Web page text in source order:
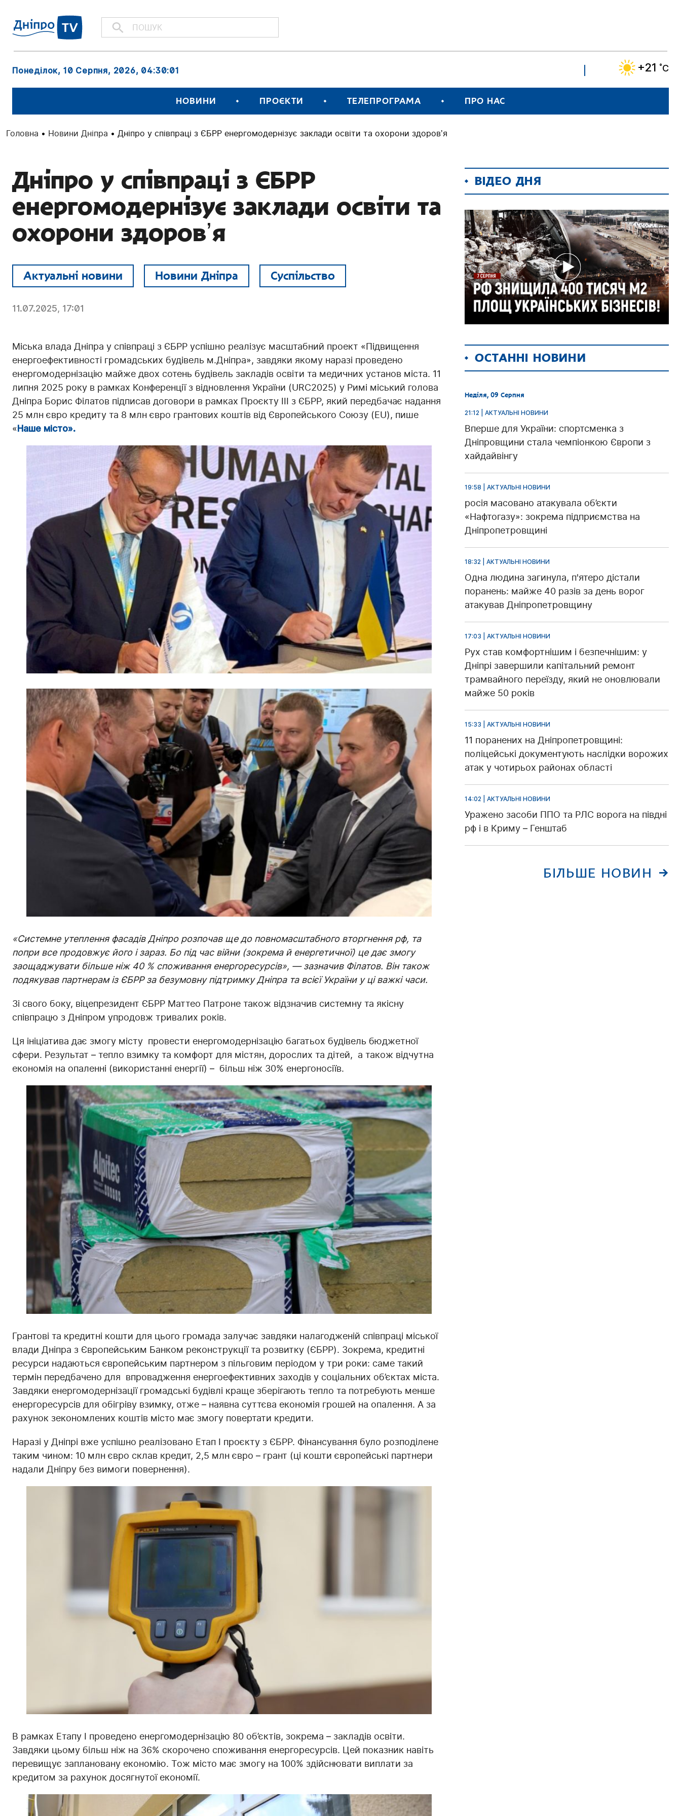
Понеділок, 10 Серпня, 2026, 04:30:03 +21 ˚C
НОВИНИ ПРОЄКТИ ТЕЛЕПРОГРАМА ПРО НАС
Головна • Новини Дніпра • Дніпро у співпраці з ЄБРР енергомодернізує заклади освіти та охорони здоровʼя
Дніпро у співпраці з ЄБРР
енергомодернізує заклади освіти та
охорони здоровʼя
Актуальні новини Новини Дніпра Суспільство
11.07.2025, 17:01
Міська влада Дніпра у співпраці з ЄБРР успішно реалізує масштабний проект «Підвищення
енергоефективності громадських будівель м.Дніпра», завдяки якому наразі проведено
енергомодернізацію майже двох сотень будівель закладів освіти та медичних установ міста. 11
липня 2025 року в рамках Конференції з відновлення України (URC2025) у Римі міський голова
Дніпра Борис Філатов підписав договори в рамках Проєкту ІІІ з ЄБРР, який передбачає надання
25 млн євро кредиту та 8 млн євро грантових коштів від Європейського Союзу (EU), пише
«Наше місто».
«Системне утеплення фасадів Дніпро розпочав ще до повномасштабного вторгнення рф, та
попри все продовжує його і зараз. Бо під час війни (зокрема й енергетичної) це дає змогу
заощаджувати більше ніж 40 % споживання енергоресурсів», — зазначив Філатов. Він також
подякував партнерам із ЄБРР за безумовну підтримку Дніпра та всієї України у ці важкі часи.
Зі свого боку, віцепрезидент ЄБРР Маттео Патроне також відзначив системну та якісну
співпрацю з Дніпром упродовж тривалих років.
Ця ініціатива дає змогу місту провести енергомодернізацію багатьох будівель бюджетної
сфери. Результат – тепло взимку та комфорт для містян, дорослих та дітей, а також відчутна
економія на опаленні (використанні енергії) – більш ніж 30% енергоносіїв.
Грантові та кредитні кошти для цього громада залучає завдяки налагодженій співпраці міської
влади Дніпра з Європейським Банком реконструкції та розвитку (ЄБРР). Зокрема, кредитні
ресурси надаються європейським партнером з пільговим періодом у три роки: саме такий
термін передбачено для впровадження енергоефективних заходів у соціальних об’єктах міста.
Завдяки енергомодернізації громадські будівлі краще зберігають тепло та потребують менше
енергоресурсів для обігріву взимку, отже – наявна суттєва економія грошей на опалення. А за
рахунок зекономлених коштів місто має змогу повертати кредити.
Наразі у Дніпрі вже успішно реалізовано Етап І проєкту з ЄБРР. Фінансування було розподілене
таким чином: 10 млн євро склав кредит, 2,5 млн євро – грант (ці кошти європейські партнери
надали Дніпру без вимоги повернення).
В рамках Етапу І проведено енергомодернізацію 80 об’єктів, зокрема – закладів освіти.
Завдяки цьому більш ніж на 36% скорочено споживання енергоресурсів. Цей показник навіть
перевищує заплановану економію. Тож місто має змогу на 100% здійснювати виплати за
кредитом за рахунок досягнутої економії.
ВІДЕО ДНЯ
ОСТАННІ НОВИНИ
Неділя, 09 Серпня
21:12 | АКТУАЛЬНІ НОВИНИ
Вперше для України: спортсменка з
Дніпровщини стала чемпіонкою Європи з
хайдайвінгу
19:58 | АКТУАЛЬНІ НОВИНИ
росія масовано атакувала об’єкти
«Нафтогазу»: зокрема підприємства на
Дніпропетровщині
18:32 | АКТУАЛЬНІ НОВИНИ
Одна людина загинула, п'ятеро дістали
поранень: майже 40 разів за день ворог
атакував Дніпропетровщину
17:03 | АКТУАЛЬНІ НОВИНИ
Рух став комфортнішим і безпечнішим: у
Дніпрі завершили капітальний ремонт
трамвайного переїзду, який не оновлювали
майже 50 років
15:33 | АКТУАЛЬНІ НОВИНИ
11 поранених на Дніпропетровщині:
поліцейські документують наслідки ворожих
атак у чотирьох районах області
14:02 | АКТУАЛЬНІ НОВИНИ
Уражено засоби ППО та РЛС ворога на півдні
рф і в Криму – Генштаб
БІЛЬШЕ НОВИН